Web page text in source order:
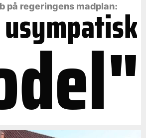
på regeringens madplan: